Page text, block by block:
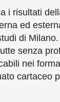
ed
di
senza
nei
cartaceo